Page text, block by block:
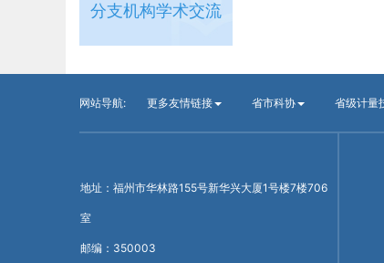
分支机构学术交流
网站导航: 更多友情链接 省市科协 省级计量
地址：福州市华林路155号新华兴大厦1号楼7楼706
室
邮编：350003